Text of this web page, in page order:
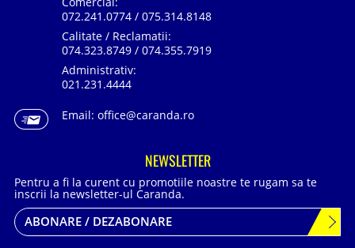
072.241.0774 / 075.314.8148
Calitate / Reclamatii:
074.323.8749 / 074.355.7919
Administrativ:
021.231.4444
Email: office@caranda.ro
NEWSLETTER
Pentru a fi la curent cu promotiile noastre te rugam sa te
inscrii la newsletter-ul Caranda.
ABONARE / DEZABONARE